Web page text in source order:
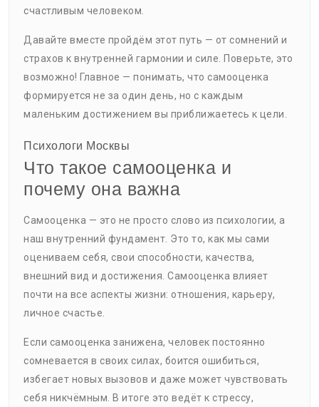
счастливым человеком.
Давайте вместе пройдём этот путь — от сомнений и
страхов к внутренней гармонии и силе. Поверьте, это
возможно! Главное — понимать, что самооценка
формируется не за один день, но с каждым
маленьким достижением вы приближаетесь к цели.
Психологи Москвы
Что такое самооценка и
почему она важна
Самооценка — это не просто слово из психологии, а
наш внутренний фундамент. Это то, как мы сами
оцениваем себя, свои способности, качества,
внешний вид и достижения. Самооценка влияет
почти на все аспекты жизни: отношения, карьеру,
личное счастье.
Если самооценка занижена, человек постоянно
сомневается в своих силах, боится ошибиться,
избегает новых вызовов и даже может чувствовать
себя никчёмным. В итоге это ведёт к стрессу,